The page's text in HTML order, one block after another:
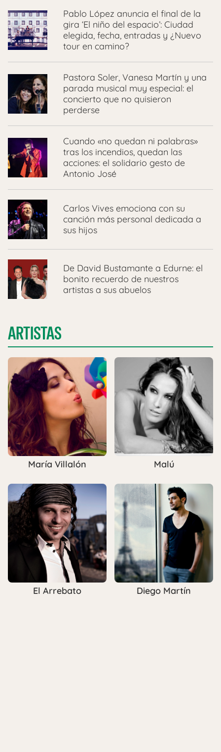
Pablo López anuncia el final de la
gira ‘El niño del espacio’: Ciudad
elegida, fecha, entradas y ¿Nuevo
tour en camino?
Pastora Soler, Vanesa Martín y una
parada musical muy especial: el
concierto que no quisieron
perderse
Cuando «no quedan ni palabras»
tras los incendios, quedan las
acciones: el solidario gesto de
Antonio José
Carlos Vives emociona con su
canción más personal dedicada a
sus hijos
De David Bustamante a Edurne: el
bonito recuerdo de nuestros
artistas a sus abuelos
ARTISTAS
María Villalón Malú
El Arrebato Diego Martín